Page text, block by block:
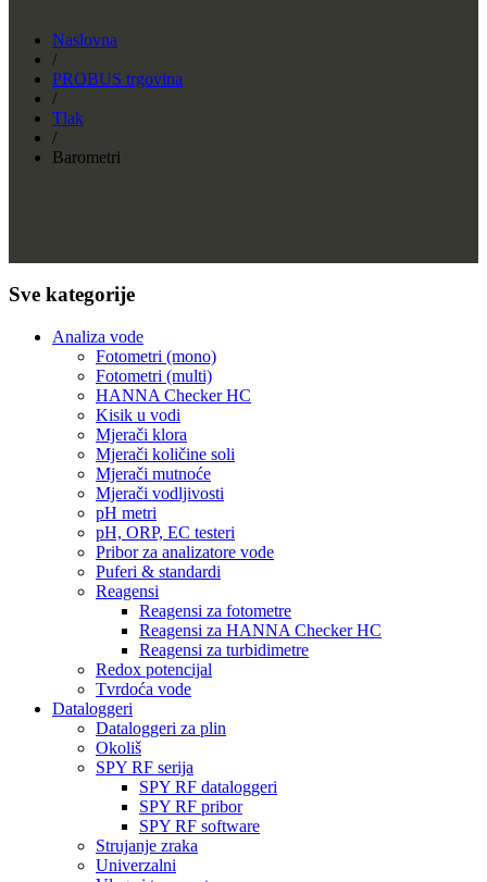
Naslovna
/
PROBUS trgovina
/
Tlak
/
Barometri
Sve kategorije
Analiza vode
Fotometri (mono)
Fotometri (multi)
HANNA Checker HC
Kisik u vodi
Mjerači klora
Mjerači količine soli
Mjerači mutnoće
Mjerači vodljivosti
pH metri
pH, ORP, EC testeri
Pribor za analizatore vode
Puferi & standardi
Reagensi
Reagensi za fotometre
Reagensi za HANNA Checker HC
Reagensi za turbidimetre
Redox potencijal
Tvrdoća vode
Dataloggeri
Dataloggeri za plin
Okoliš
SPY RF serija
SPY RF dataloggeri
SPY RF pribor
SPY RF software
Strujanje zraka
Univerzalni